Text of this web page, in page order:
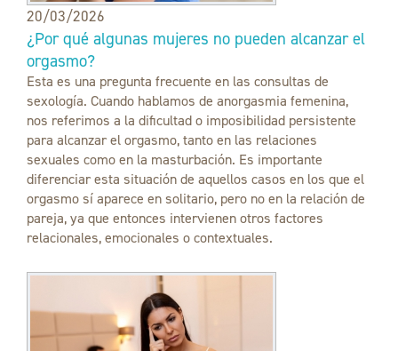
20/03/2026
¿Por qué algunas mujeres no pueden alcanzar el
orgasmo?
Esta es una pregunta frecuente en las consultas de
sexología. Cuando hablamos de anorgasmia femenina,
nos referimos a la dificultad o imposibilidad persistente
para alcanzar el orgasmo, tanto en las relaciones
sexuales como en la masturbación. Es importante
diferenciar esta situación de aquellos casos en los que el
orgasmo sí aparece en solitario, pero no en la relación de
pareja, ya que entonces intervienen otros factores
relacionales, emocionales o contextuales.